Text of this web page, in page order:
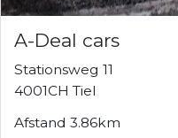
A-Deal cars
Stationsweg 11
4001CH Tiel
Afstand 3.86km